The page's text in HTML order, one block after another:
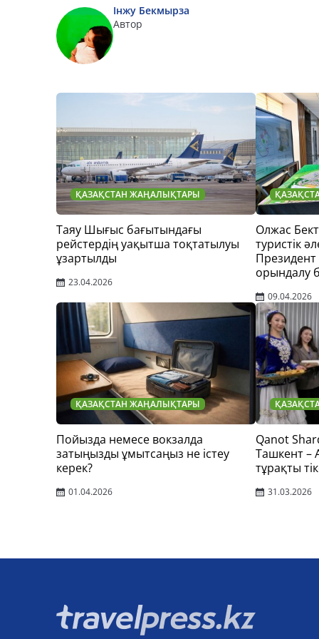
Інжу Бекмырза
Автор
ҚАЗАҚСТАН ЖАҢАЛЫҚТАРЫ
Таяу Шығыс бағытындағы
рейстердің уақытша тоқтатылуы
ұзартылды
23.04.2026
Олжас
туристік
орындалу
09.04.2026
ҚАЗАҚСТАН ЖАҢАЛЫҚТАРЫ
Пойызда немесе вокзалда
затыңызды ұмытсаңыз не істеу
керек?
01.04.2026
Qanot
Ташкент –
тұрақты
31.03.2026